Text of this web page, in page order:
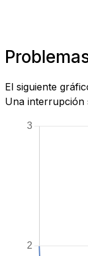
El siguiente
Una interrupción